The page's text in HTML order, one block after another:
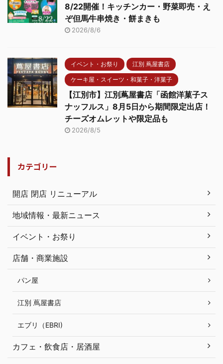
8/22開催！キッチンカー・野菜即売・え
ぞ但馬牛串焼き・餅まきも
2026/8/6
イベント・お祭り 江別 蔦屋書店
ケーキ屋・スイーツ・和菓子・洋菓子
【江別市】江別蔦屋書店「函館洋菓子ス
ナッフルス」8月5日から期間限定出店！
チーズオムレットや限定品も
2026/8/5
カテゴリー
開店 閉店 リニューアル
地域情報・最新ニュース
イベント・お祭り
店舗・商業施設
パン屋
江別 蔦屋書店
エブリ（EBRI)
カフェ・飲食店・居酒屋